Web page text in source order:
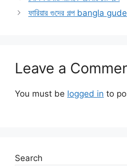
ফারিয়ার গুদের গল্প bangla
Leave a
You must be logged in to
Search